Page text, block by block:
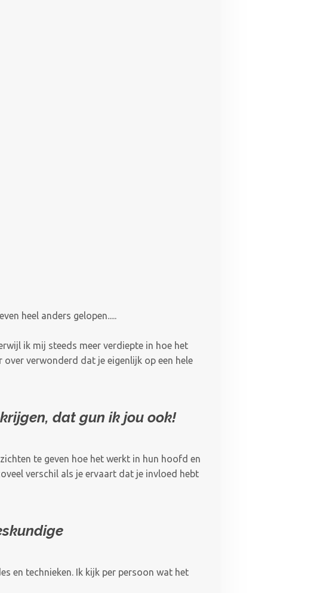
heel anders gelopen.....
ik mij steeds meer verdiepte in hoe het
verwonderd dat je eigenlijk op een hele
dat gun ik jou ook!
te geven hoe het werkt in hun hoofd en
verschil als je ervaart dat je invloed hebt
en technieken. Ik kijk per persoon wat het